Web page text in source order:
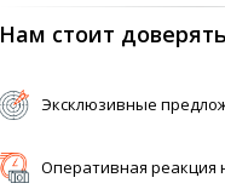
Нам стоит
Эксклюзивные
Оперативная реакция